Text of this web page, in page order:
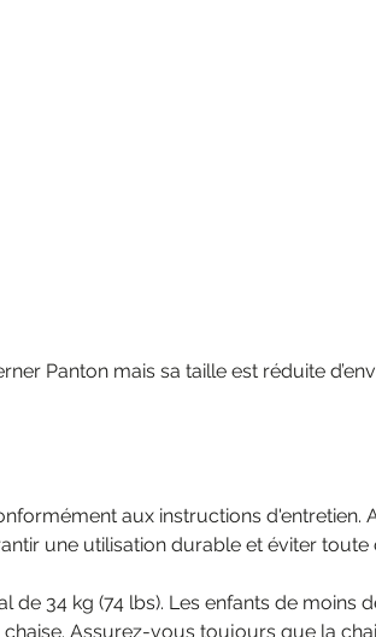
Panton mais sa taille est réduite
aux instructions d'entretien.
une utilisation durable et éviter toute
de 34 kg (74 lbs). Les enfants de moins
Assurez-vous toujours que la